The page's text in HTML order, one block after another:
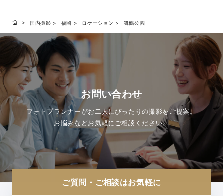
国内撮影 福岡 ロケーション 舞鶴公園
お問い合わせ
フォトプランナーがお二人にぴったりの撮影をご提案。
お悩みなどお気軽にご相談ください。
ご質問・ご相談はお気軽に